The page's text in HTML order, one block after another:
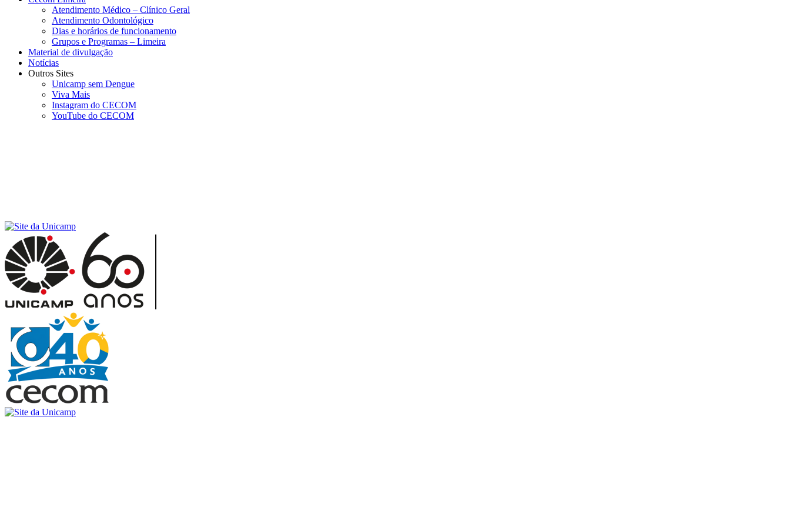
Atendimento Médico – Clínico Geral
Atendimento Odontológico
Dias e horários de funcionamento
Grupos e Programas – Limeira
Material de divulgação
Notícias
Outros Sites
Unicamp sem Dengue
Viva Mais
Instagram do CECOM
YouTube do CECOM